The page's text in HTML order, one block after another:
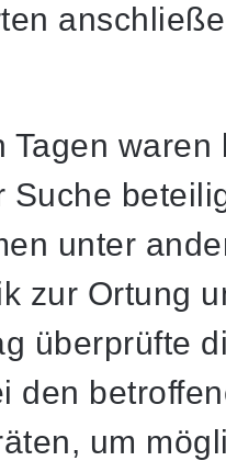
Tagen
Suche
unter
zur Ortung
überprüfte
den
um